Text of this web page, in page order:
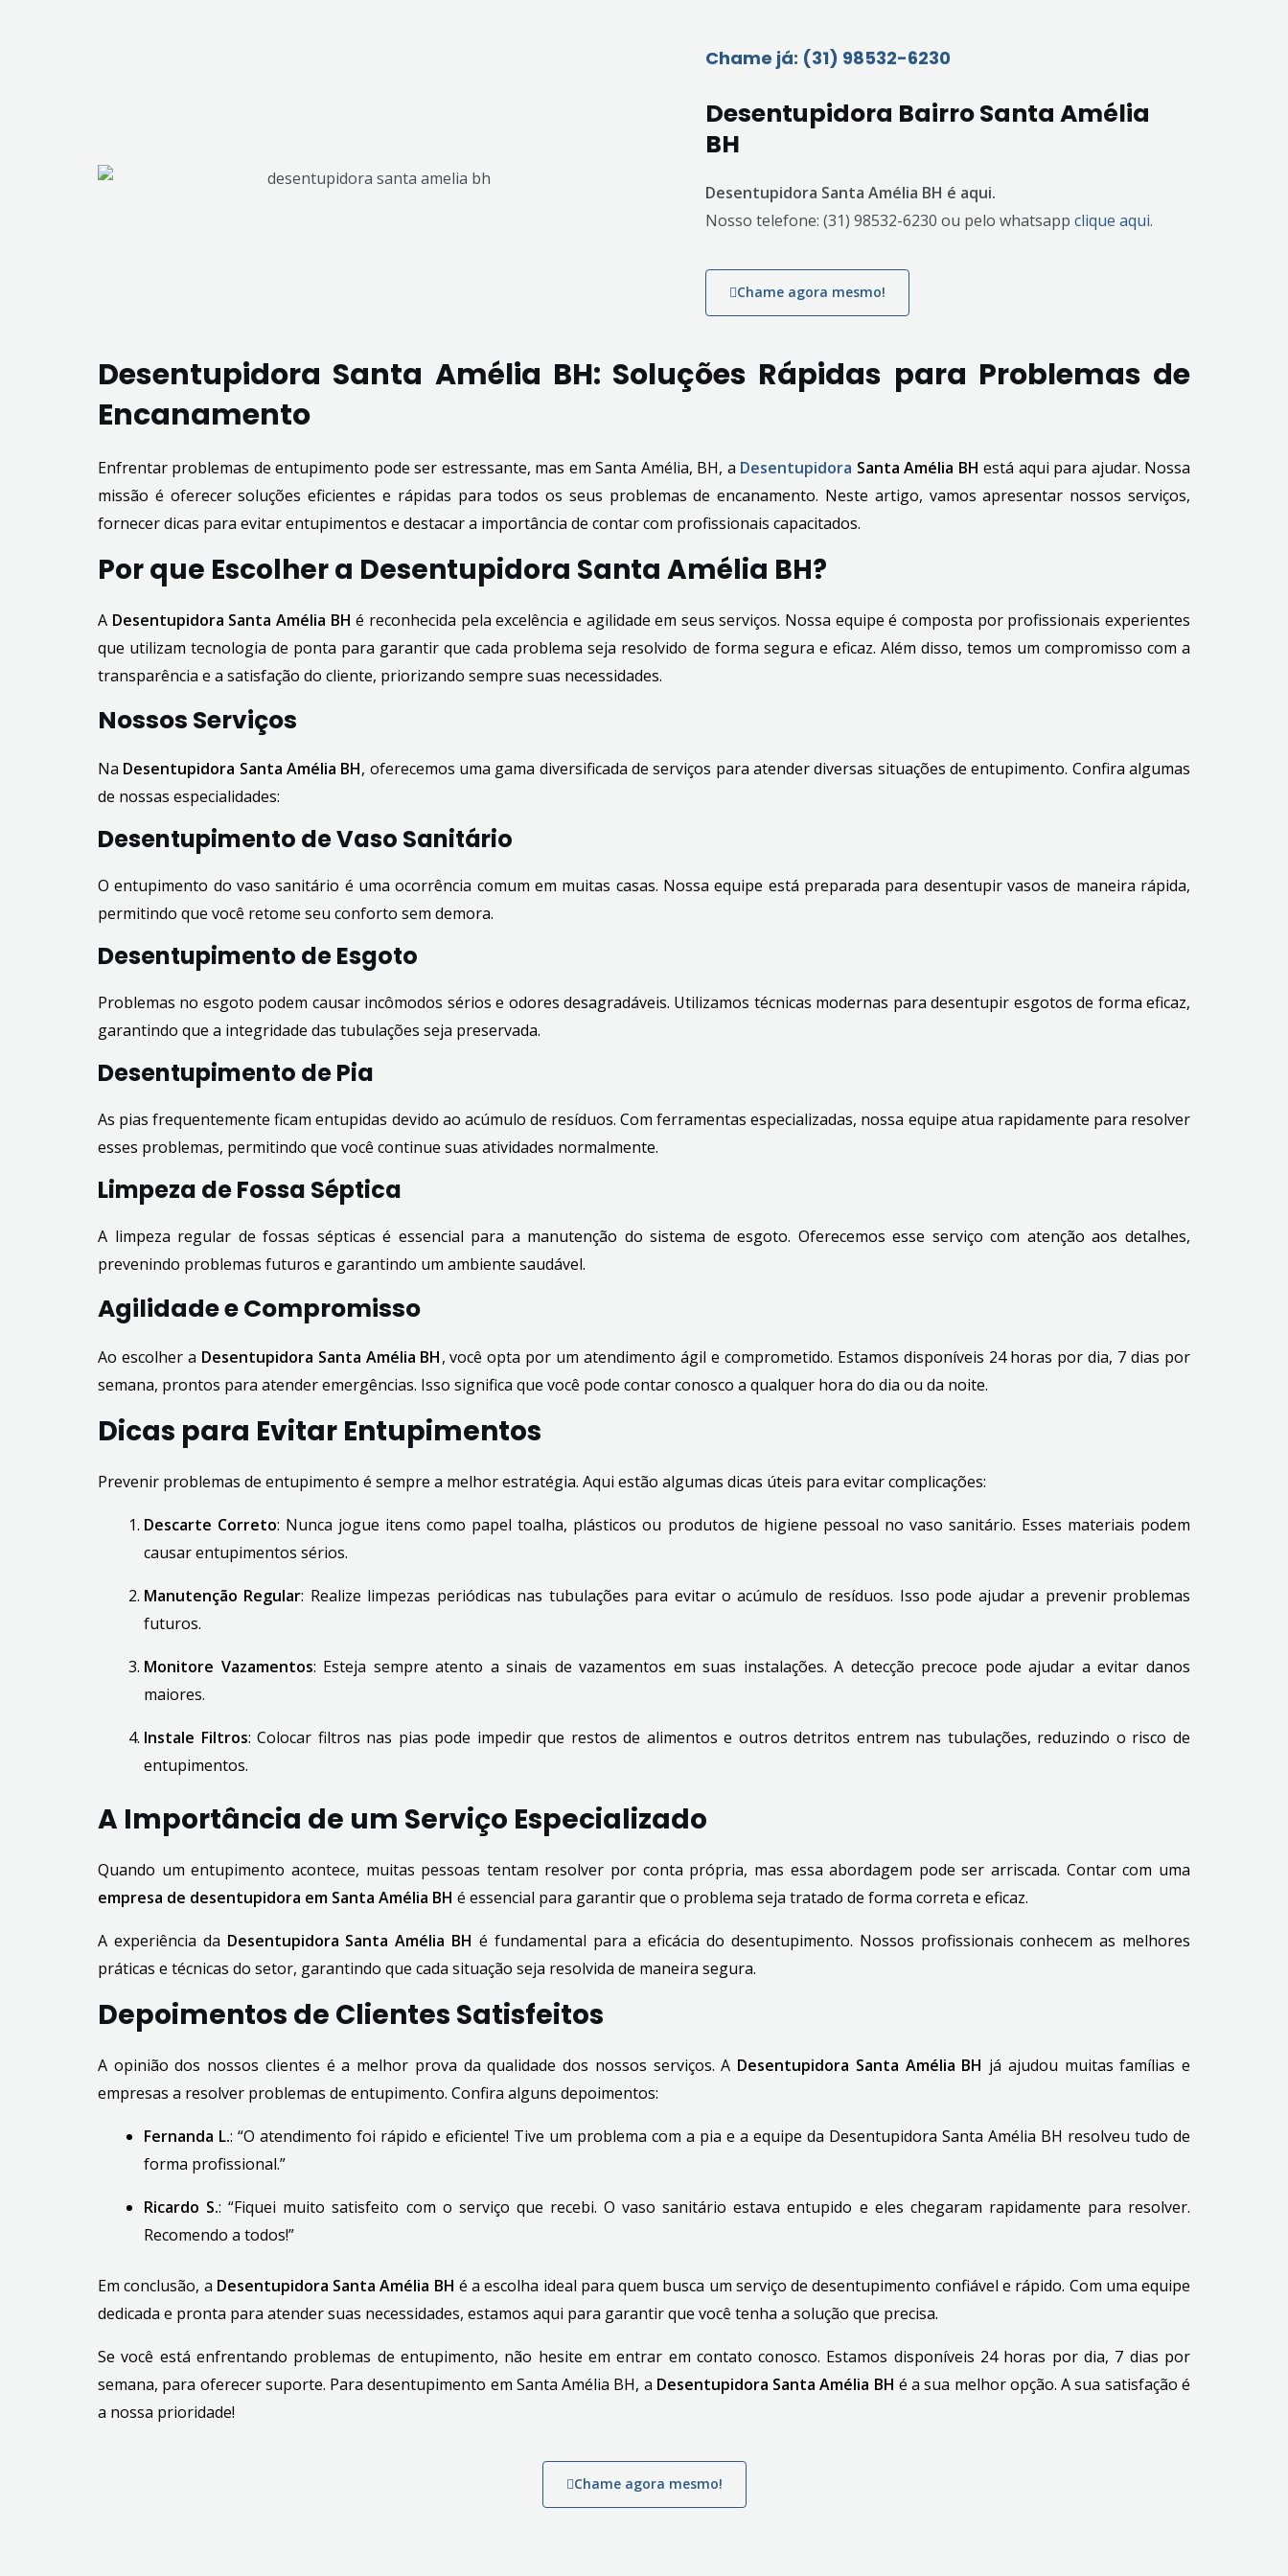
Chame já: (31) 98532-6230
Desentupidora Bairro Santa Amélia
BH
Desentupidora Santa Amélia BH é aqui.
Nosso telefone: (31) 98532-6230 ou pelo whatsapp clique aqui.
Chame agora mesmo!
Desentupidora Santa Amélia BH: Soluções Rápidas para Problemas de
Encanamento
Enfrentar problemas de entupimento pode ser estressante, mas em Santa Amélia, BH, a Desentupidora Santa Amélia BH está aqui para ajudar. Nossa
missão é oferecer soluções eficientes e rápidas para todos os seus problemas de encanamento. Neste artigo, vamos apresentar nossos serviços,
fornecer dicas para evitar entupimentos e destacar a importância de contar com profissionais capacitados.
Por que Escolher a Desentupidora Santa Amélia BH?
A Desentupidora Santa Amélia BH é reconhecida pela excelência e agilidade em seus serviços. Nossa equipe é composta por profissionais experientes
que utilizam tecnologia de ponta para garantir que cada problema seja resolvido de forma segura e eficaz. Além disso, temos um compromisso com a
transparência e a satisfação do cliente, priorizando sempre suas necessidades.
Nossos Serviços
Na Desentupidora Santa Amélia BH, oferecemos uma gama diversificada de serviços para atender diversas situações de entupimento. Confira algumas
de nossas especialidades:
Desentupimento de Vaso Sanitário
O entupimento do vaso sanitário é uma ocorrência comum em muitas casas. Nossa equipe está preparada para desentupir vasos de maneira rápida,
permitindo que você retome seu conforto sem demora.
Desentupimento de Esgoto
Problemas no esgoto podem causar incômodos sérios e odores desagradáveis. Utilizamos técnicas modernas para desentupir esgotos de forma eficaz,
garantindo que a integridade das tubulações seja preservada.
Desentupimento de Pia
As pias frequentemente ficam entupidas devido ao acúmulo de resíduos. Com ferramentas especializadas, nossa equipe atua rapidamente para resolver
esses problemas, permitindo que você continue suas atividades normalmente.
Limpeza de Fossa Séptica
A limpeza regular de fossas sépticas é essencial para a manutenção do sistema de esgoto. Oferecemos esse serviço com atenção aos detalhes,
prevenindo problemas futuros e garantindo um ambiente saudável.
Agilidade e Compromisso
Ao escolher a Desentupidora Santa Amélia BH, você opta por um atendimento ágil e comprometido. Estamos disponíveis 24 horas por dia, 7 dias por
semana, prontos para atender emergências. Isso significa que você pode contar conosco a qualquer hora do dia ou da noite.
Dicas para Evitar Entupimentos
Prevenir problemas de entupimento é sempre a melhor estratégia. Aqui estão algumas dicas úteis para evitar complicações:
Descarte Correto: Nunca jogue itens como papel toalha, plásticos ou produtos de higiene pessoal no vaso sanitário. Esses materiais podem
causar entupimentos sérios.
Manutenção Regular: Realize limpezas periódicas nas tubulações para evitar o acúmulo de resíduos. Isso pode ajudar a prevenir problemas
futuros.
Monitore Vazamentos: Esteja sempre atento a sinais de vazamentos em suas instalações. A detecção precoce pode ajudar a evitar danos
maiores.
Instale Filtros: Colocar filtros nas pias pode impedir que restos de alimentos e outros detritos entrem nas tubulações, reduzindo o risco de
entupimentos.
A Importância de um Serviço Especializado
Quando um entupimento acontece, muitas pessoas tentam resolver por conta própria, mas essa abordagem pode ser arriscada. Contar com uma
empresa de desentupidora em Santa Amélia BH é essencial para garantir que o problema seja tratado de forma correta e eficaz.
A experiência da Desentupidora Santa Amélia BH é fundamental para a eficácia do desentupimento. Nossos profissionais conhecem as melhores
práticas e técnicas do setor, garantindo que cada situação seja resolvida de maneira segura.
Depoimentos de Clientes Satisfeitos
A opinião dos nossos clientes é a melhor prova da qualidade dos nossos serviços. A Desentupidora Santa Amélia BH já ajudou muitas famílias e
empresas a resolver problemas de entupimento. Confira alguns depoimentos:
Fernanda L.: “O atendimento foi rápido e eficiente! Tive um problema com a pia e a equipe da Desentupidora Santa Amélia BH resolveu tudo de
forma profissional.”
Ricardo S.: “Fiquei muito satisfeito com o serviço que recebi. O vaso sanitário estava entupido e eles chegaram rapidamente para resolver.
Recomendo a todos!”
Em conclusão, a Desentupidora Santa Amélia BH é a escolha ideal para quem busca um serviço de desentupimento confiável e rápido. Com uma equipe
dedicada e pronta para atender suas necessidades, estamos aqui para garantir que você tenha a solução que precisa.
Se você está enfrentando problemas de entupimento, não hesite em entrar em contato conosco. Estamos disponíveis 24 horas por dia, 7 dias por
semana, para oferecer suporte. Para desentupimento em Santa Amélia BH, a Desentupidora Santa Amélia BH é a sua melhor opção. A sua satisfação é
a nossa prioridade!
Chame agora mesmo!